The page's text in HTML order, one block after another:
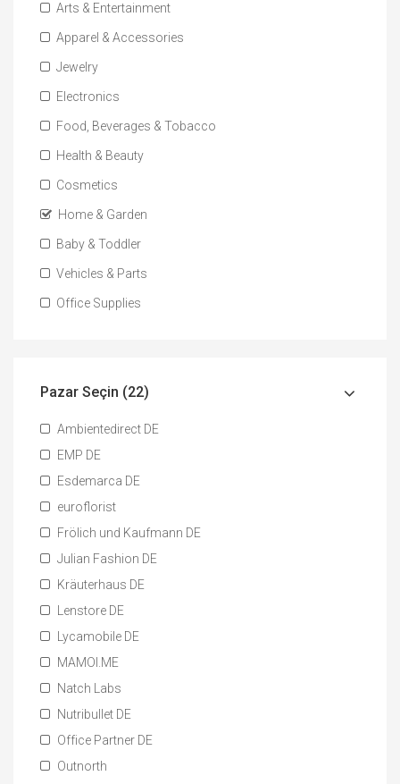
Arts & Entertainment
Apparel & Accessories
Jewelry
Electronics
Food, Beverages & Tobacco
Health & Beauty
Cosmetics
Home & Garden
Baby & Toddler
Vehicles & Parts
Office Supplies
Pazar Seçin (22)
Ambientedirect DE
EMP DE
Esdemarca DE
euroflorist
Frölich und Kaufmann DE
Julian Fashion DE
Kräuterhaus DE
Lenstore DE
Lycamobile DE
MAMOI.ME
Natch Labs
Nutribullet DE
Office Partner DE
Outnorth